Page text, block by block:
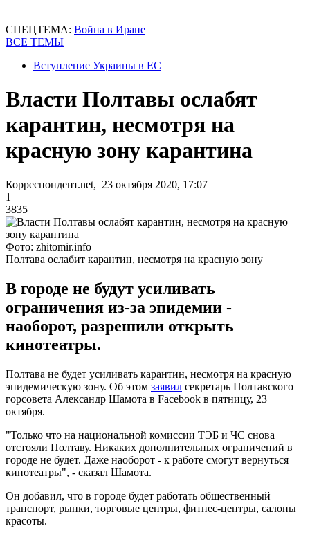
СПЕЦТЕМА: Война в Иране
ВСЕ ТЕМЫ
Вступление Украины в ЕС
Власти Полтавы ослабят
карантин, несмотря на
красную зону карантина
Корреспондент.net, 23 октября 2020, 17:07
1
3835
Фото: zhitomir.info
Полтава ослабит карантин, несмотря на красную зону
В городе не будут усиливать
ограничения из-за эпидемии -
наоборот, разрешили открыть
кинотеатры.
Полтава не будет усиливать карантин, несмотря на красную
эпидемическую зону. Об этом заявил секретарь Полтавского
горсовета Александр Шамота в Facebook в пятницу, 23
октября.
"Только что на национальной комиссии ТЭБ и ЧС снова
отстояли Полтаву. Никаких дополнительных ограничений в
городе не будет. Даже наоборот - к работе смогут вернуться
кинотеатры", - сказал Шамота.
Он добавил, что в городе будет работать общественный
транспорт, рынки, торговые центры, фитнес-центры, салоны
красоты.